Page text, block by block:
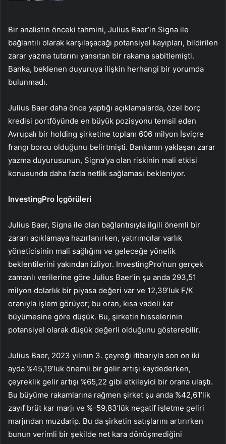
Bir analistin önceki tahmini, Julius Baer’in Signa ile
bağlantılı olarak karşılaşacağı potansiyel kayıpları, bildirilen
zarar yazma tutarını yansıtan bir rakama sabitlemişti.
Banka, beklenen duyuruya ilişkin herhangi bir yorumda
bulunmadı.
Julius Baer daha önce yaptığı açıklamalarda, özel borç
kredisi portföyünde en büyük pozisyonu temsil eden
Avrupalı ​​bir holding şirketine toplam 606 milyon İsviçre
frangı borcu olduğunu belirtmişti. Bankanın yaklaşan zarar
yazma duyurusunun, Signa’ya olan riskinin mali etkisi
konusunda daha fazla netlik sağlaması bekleniyor.
InvestingPro İçgörüleri
Julius Baer, ​​Signa ile olan bağlantısıyla ilgili önemli bir
zararı açıklamaya hazırlanırken, yatırımcılar varlık
yöneticisinin mali sağlığını ve geleceğe yönelik
beklentilerini yakından izliyor. InvestingPro’nun gerçek
zamanlı verilerine göre Julius Baer’in şu anda 293,51
milyon dolarlık bir piyasa değeri var ve 12,39’luk F/K
oranıyla işlem görüyor; bu oran, kısa vadeli kar
büyümesine göre düşük. Bu, şirketin hisselerinin
potansiyel olarak düşük değerli olduğunu gösterebilir.
Julius Baer, ​​2023 yılının 3. çeyreği itibarıyla son on iki
ayda %45,19’luk önemli bir gelir artışı kaydederken,
çeyreklik gelir artışı %65,22 gibi etkileyici bir orana ulaştı.
Bu büyüme rakamlarına rağmen şirket şu anda %42,61’lik
zayıf brüt kar marjı ve %-59,83’lük negatif işletme geliri
marjından muzdarip. Bu da şirketin satışlarını artırırken
bunun verimli bir şekilde net kara dönüşmediğini